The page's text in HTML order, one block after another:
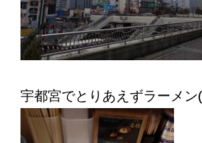
宇都宮でとりあえずラーメン